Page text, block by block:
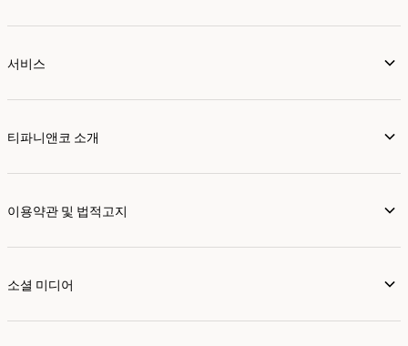
서비스
티파니앤코 소개
이용약관 및 법적고지
소셜 미디어